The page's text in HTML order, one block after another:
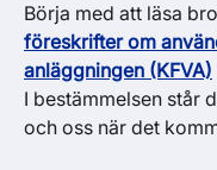
Börja med att läsa
föreskrifter om
anläggningen (KFVA)
I bestämmelsen står
och oss när det